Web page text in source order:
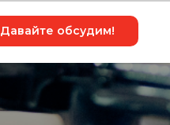
Давайте обсудим!